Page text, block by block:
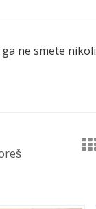
ne smete nikoli